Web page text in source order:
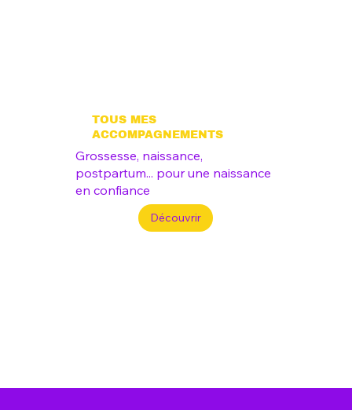
TOUS MES
ACCOMPAGNEMENTS
Grossesse, naissance,
postpartum... pour une naissance
en confiance
Découvrir